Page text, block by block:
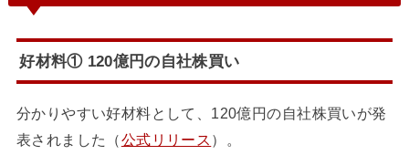
好材料① 120億円の自社株買い
分かりやすい好材料として、120億円の自社株買いが発
表されました（公式リリース ）。